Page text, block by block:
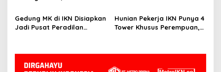
dan Manfaatnya
Gedung MK di IKN Disiapkan
Jadi Pusat Peradilan
Persen
Hunian Pekerja IKN Punya 4
Tower Khusus Perempuan,